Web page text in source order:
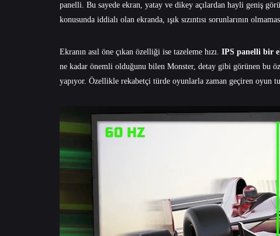
panelli. Bu sayede ekran, yatay ve dikey açılardan hayli geniş
konusunda iddialı olan ekranda, ışık sızıntısı sorunlarının
Ekranın asıl öne çıkan özelliği ise tazeleme hızı. IPS panelli bir
ne kadar önemli olduğunu bilen Monster, detay gibi görünen
yapıyor. Özellikle rekabetçi türde oyunlarla zaman geçiren oyun